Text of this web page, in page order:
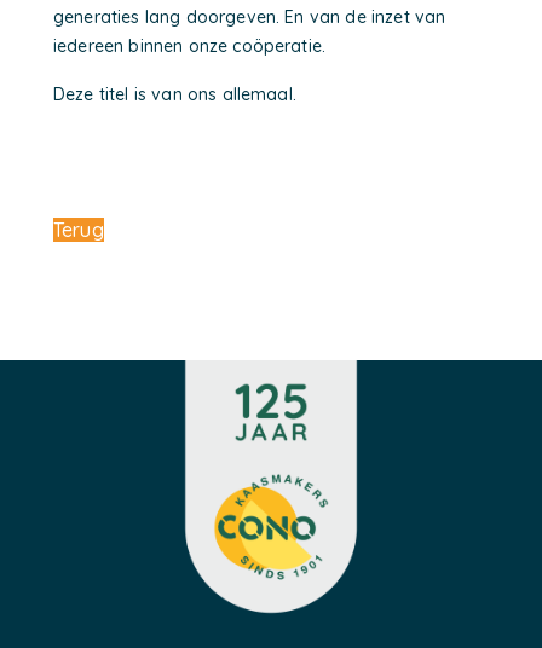
generaties lang doorgeven. En van de inzet van
iedereen binnen onze coöperatie.
Deze titel is van ons allemaal.
Terug